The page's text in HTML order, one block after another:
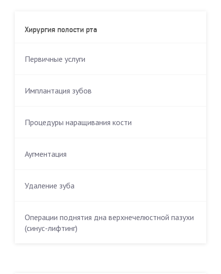
Хирургия полости рта
Первичные услуги
Имплантация зубов
Процедуры наращивания кости
Аугментация
Удаление зуба
Операции поднятия дна верхнечелюстной пазухи
(синус-лифтинг)